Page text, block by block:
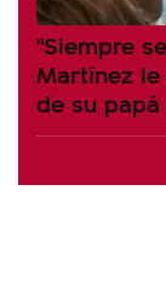
"Siempre
Martínez
de su papá